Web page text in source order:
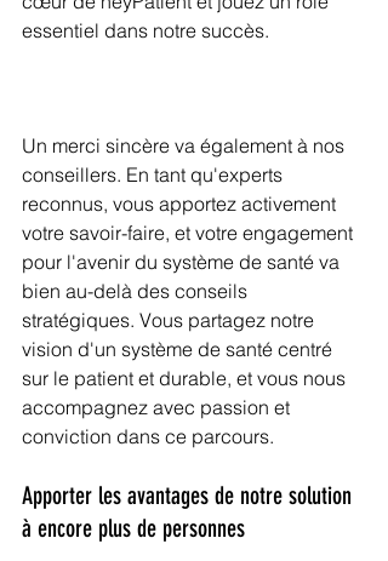
essentiel dans notre succès.
Un merci sincère va également à nos
conseillers. En tant qu'experts
reconnus, vous apportez activement
votre savoir-faire, et votre engagement
pour l'avenir du système de santé va
bien au-delà des conseils
stratégiques. Vous partagez notre
vision d'un système de santé centré
sur le patient et durable, et vous nous
accompagnez avec passion et
conviction dans ce parcours.
Apporter les avantages de notre solution
à encore plus de personnes